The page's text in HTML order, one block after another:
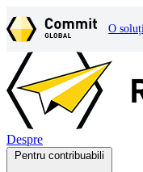
O
Despre
Pentru contribuabili